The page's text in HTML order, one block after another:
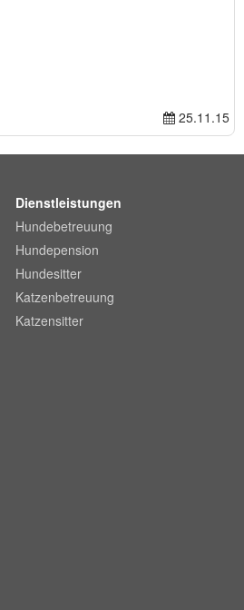
25.11.15
Dienstleistungen
Hundebetreuung
Hundepension
Hundesitter
Katzenbetreuung
Katzensitter